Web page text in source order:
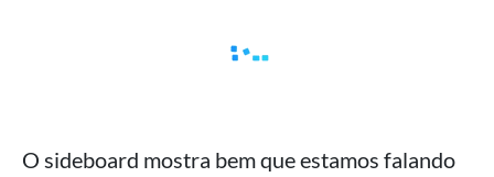
O sideboard mostra bem que estamos falando